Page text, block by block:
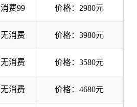
消费99 价格：2980元
无消费 价格：3980元
无消费 价格：3580元
无消费 价格：4680元